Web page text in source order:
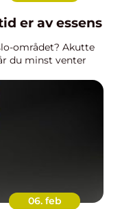
er av essens
området? Akutte
du minst venter
06. feb